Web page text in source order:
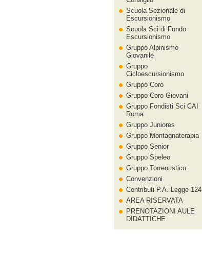
Scuola Sezionale di
Escursionismo
Scuola Sci di Fondo
Escursionismo
Gruppo Alpinismo
Giovanile
Gruppo
Cicloescursionismo
Gruppo Coro
Gruppo Coro Giovani
Gruppo Fondisti Sci CAI
Roma
Gruppo Juniores
Gruppo Montagnaterapia
Gruppo Senior
Gruppo Speleo
Gruppo Torrentistico
Convenzioni
Contributi P.A. Legge 124
AREA RISERVATA
PRENOTAZIONI AULE
DIDATTICHE